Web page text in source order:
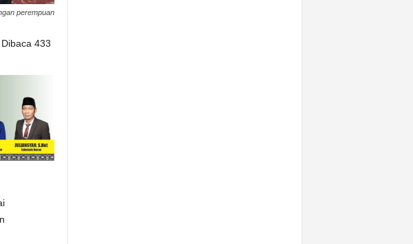
perempuan
433